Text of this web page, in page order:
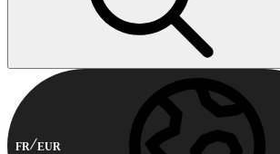
FR EUR